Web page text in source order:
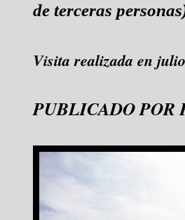
de terceras
Visita realizada en
PUBLICADO POR